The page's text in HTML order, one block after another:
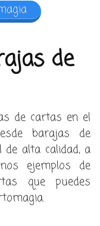
de
de cartas en el
barajas de
alta calidad, a
ejemplos de
que puedes